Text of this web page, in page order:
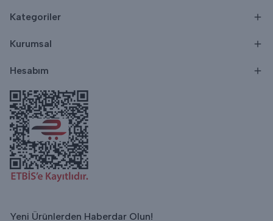
Kategoriler
Kurumsal
Hesabım
Yeni Ürünlerden Haberdar Olun!